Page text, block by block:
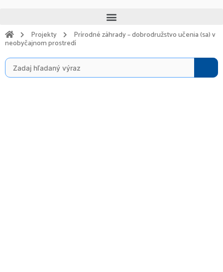
Menu
Projekty Prírodné záhrady – dobrodružstvo učenia (sa) v
neobyčajnom prostredí
Search
for: